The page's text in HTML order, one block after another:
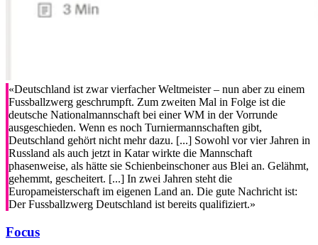
«Deutschland ist zwar vierfacher Weltmeister – nun aber zu einem
Fussballzwerg geschrumpft. Zum zweiten Mal in Folge ist die
deutsche Nationalmannschaft bei einer WM in der Vorrunde
ausgeschieden. Wenn es noch Turniermannschaften gibt,
Deutschland gehört nicht mehr dazu. [...] Sowohl vor vier Jahren in
Russland als auch jetzt in Katar wirkte die Mannschaft
phasenweise, als hätte sie Schienbeinschoner aus Blei an. Gelähmt,
gehemmt, gescheitert. [...] In zwei Jahren steht die
Europameisterschaft im eigenen Land an. Die gute Nachricht ist:
Der Fussballzwerg Deutschland ist bereits qualifiziert.»
Focus